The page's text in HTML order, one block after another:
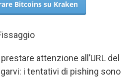
Bitcoins su Kraken
attenzione all’URL del
i tentativi di pishing sono